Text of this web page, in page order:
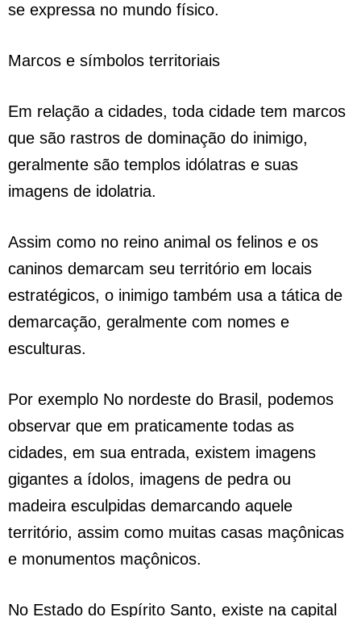
se expressa no mundo físico.
Marcos e símbolos territoriais
Em relação a cidades, toda cidade tem marcos
que são rastros de dominação do inimigo,
geralmente são templos idólatras e suas
imagens de idolatria.
Assim como no reino animal os felinos e os
caninos demarcam seu território em locais
estratégicos, o inimigo também usa a tática de
demarcação, geralmente com nomes e
esculturas.
Por exemplo No nordeste do Brasil, podemos
observar que em praticamente todas as
cidades, em sua entrada, existem imagens
gigantes a ídolos, imagens de pedra ou
madeira esculpidas demarcando aquele
território, assim como muitas casas maçônicas
e monumentos maçônicos.
No Estado do Espírito Santo, existe na capital